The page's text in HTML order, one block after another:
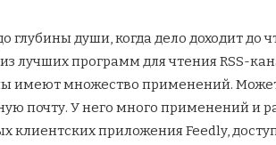
глубины души, когда дело доходит до
лучших программ для чтения RSS-
имеют множество применений.
почту. У него много применений и
клиентских приложения Feedly,